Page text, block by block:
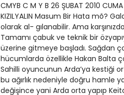
Cumhuriyet Ankara
Cumhuriyet Büyük
Taaruz
Cumhuriyet
Cumartesi
Cumhuriyet Çevre
2013
2012
2011
2010
2009
CMYB C M Y B 26 ŞUBAT 2010 CUMA CUMHURİYET SAYFA SPOR 23 E L E Ş T İ R İ METİN TÜKENMEZ Çabuk ve Teknik E L E Ş T İ R İ ARİF KIZILYALIN Masum Bir Hata mõ? Galatasaray’ın ilk maçtaki avantajlı skoru hesaba ka- tarak kontrollü oynaması doğru bir taktik kurgu olarak al- gılanabilir. Ama karşınızda bir İspanyol temsilcisi varsa hesabı tutturmak için en az onlar kadar çabuk ve teknik olmak gerekir. Tamamı çabuk ve teknik bir özyapıya sa- hip Atletico Madridli futbolcular 15-20 dakikalık kontrol ve uyum futbolundan sonra G.Saray’ın üzerine gitmeye başladı. Sağdan çok iyi bir futbolcu olan Jose Reyes, sol- dan ise Sergio Agüero ile hızlı kanat atakları geliştirdi. Bu hücumlarda özellikle Hakan Balta çok zorlandı. Sa- rı - Kırmızılılar kendisi açısından maçın en iyi atağını ilk- yarıda Keita ile yaptı. Fildişi Sahilli oyuncunun Arda’ya kestiği orta çok başarılı ve moderndi. Ne var ki, Keita’nın rakiplerine denk düşen çabukluğu Arda’da yoktu. İşte bu ağırlık nedeniyle doğru hamle yapıp doğru vuruşu ya- pamadı. Vücudu geride kalınca top havalandı. Çabukluk anlamında roller değişince yani Arda orta yapıp Keita ra- kip ceza alanı içine girince beraberlik golü de geldi. A.Madridli Agüero pozisyon gereği Servet’in sert darbesi ile sakatlanınca savunmanın rahatlayacağı dü- şünüldüyse de, bu kez solbek A.Lopez ileri hamleler yap- maya başladı. Yani sakatlık İspanyol temsilcisinden bir şey eksiltmedi, daha da etkili oynadılar. Çünkü onlar G.Sa- ray’ın yavaş ve savunmasının önünde kalabalık yapma- ya dayalı oyununu, birkaç kısa pastan sonra kanatlara ak- tarılan paslarla çözdü. Bu oyun anlayışı İspanyolların ka- rakteristik özelliğidir. Maçın altı hakemi, Luiz Perea’nın elini göremedi ve bir penaltı verilmedi. İtalyan hakem Gianluca, Hakan Balta’nın M.Jurado’ya vurduğu tekmenin kırmızı kart olduğunu da göremedi. Caner’e gösterdiği iki kartta da haklıydı. Bu durumda Atletico Madrid ile G.Saray arasında uçurum sa- yılabilecek futbol farkı da gözlerden kaçacak. Sahada var olan bir hakem hatası değil, Türkiye ligi ile İspanya ligi ara- sındaki farktı. La Liga’nın ortalama bir takımı Süper Lig liderinden iki gömlek üstün. Üzerinde durulması, düşü- nülmesi, kafa yorulması gereken budur. Kaldı ki bu G.Sa- ray’a tarihinin en iyi kadrosu deniliyor. Hafta sonuna ka- dar hakemi tartışırız, sonra Sarı - Kırmızılılar, Kasımpa- şa karşısına çıkınca her şeyi unuturuz. ‘Alın teri hırsızlığı’nın İtalyancası nasıl yazılır, telaffuzu nedir bilemiyorum ama G.Saray-A.Madrid maçının 79. dakikasında Caner’le Perea arasındaki ikili mücadele- de penaltıyı veremeyen 6 kişilik hakem heyeti, göz göre göre bir ‘emek gaspı’na göz yummuşlardır. Geçtim UE- FA’nın, FIFA’nın ya da İtalyan Anayasası’nın alın teri